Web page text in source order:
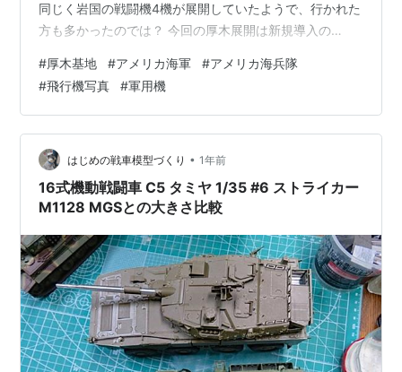
同じく岩国の戦闘機4機が展開していたようで、行かれた
方も多かったのでは？ 今回の厚木展開は新規導入の
かったので、ほぼ5D(フルサイズ機)で撮影しました♪ さ
て、厚木展開分の記事をアップします〜 UC-
12F/163562NAF Atsugi Base Flight“Black Cat-62” まぁ
最初は毎度の定番、黒猫さんからスタートですわ〜 UC-
12F/163556NAF…
#厚木基地 #アメリカ海軍 #アメリカ海兵隊
#飛行機写真 #軍用機
はじめの戦車模型づくり • 1年前
16式機動戦闘車 C5 タミヤ 1/35 #6 ストライカー
M1128 MGSとの大きさ比較